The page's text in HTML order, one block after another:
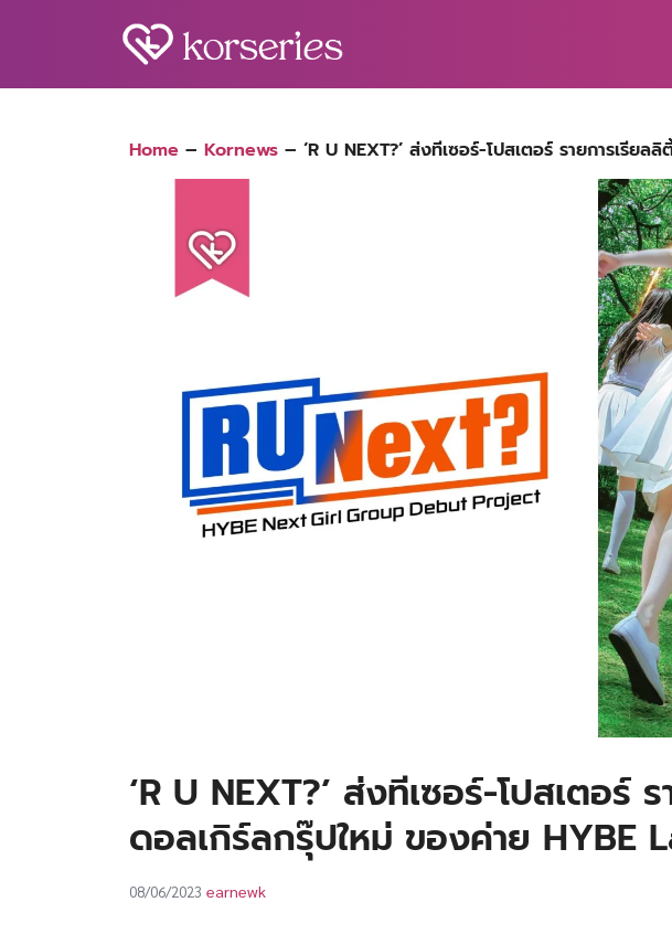
Home – Kornews – ‘R U NEXT?’ ส่งทีเซอร์-โปสเตอร์ รายการเรีย
‘R U NEXT?’ ส่งทีเซอร์-โปสเตอร์
ดอลเกิร์ลกรุ๊ปใหม่ ของค่าย HYBE
08/06/2023 earnewk